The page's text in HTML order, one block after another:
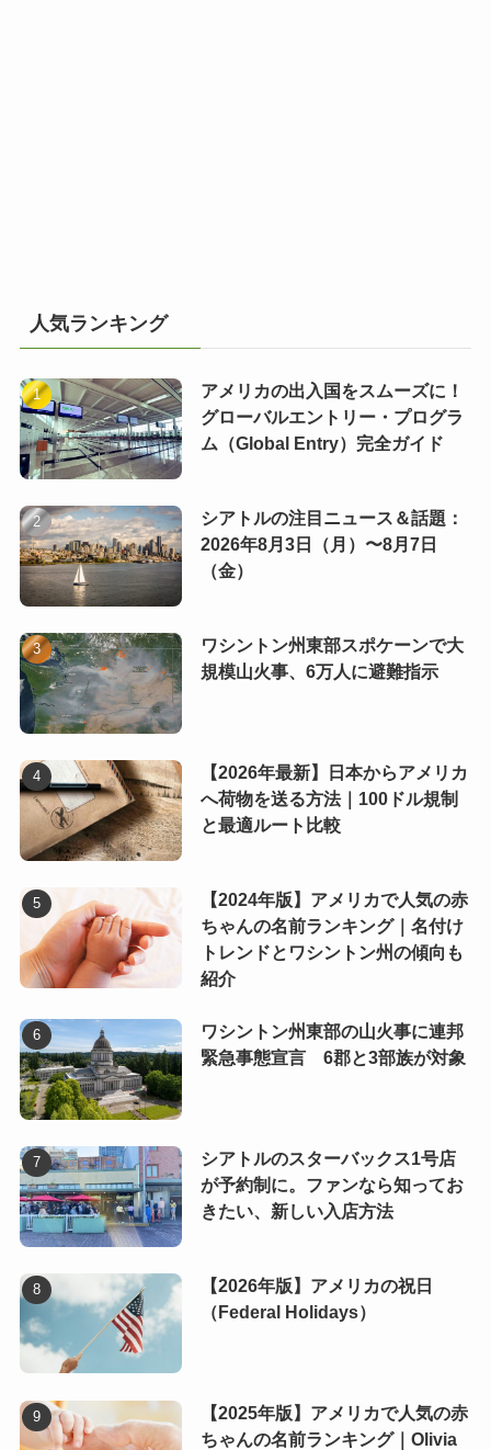
人気ランキング
アメリカの出入国をスムーズに！
グローバルエントリー・プログラ
ム（Global Entry）完全ガイド
シアトルの注目ニュース＆話題：
2026年8月3日（月）〜8月7日
（金）
ワシントン州東部スポケーンで大
規模山火事、6万人に避難指示
【2026年最新】日本からアメリカ
へ荷物を送る方法｜100ドル規制
と最適ルート比較
【2024年版】アメリカで人気の赤
ちゃんの名前ランキング｜名付け
トレンドとワシントン州の傾向も
紹介
ワシントン州東部の山火事に連邦
緊急事態宣言 6郡と3部族が対象
シアトルのスターバックス1号店
が予約制に。ファンなら知ってお
きたい、新しい入店方法
【2026年版】アメリカの祝日
（Federal Holidays）
【2025年版】アメリカで人気の赤
ちゃんの名前ランキング｜Olivia